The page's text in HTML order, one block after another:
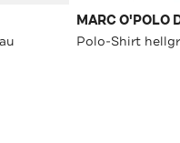
MARC O'POLO
Polo-Shirt